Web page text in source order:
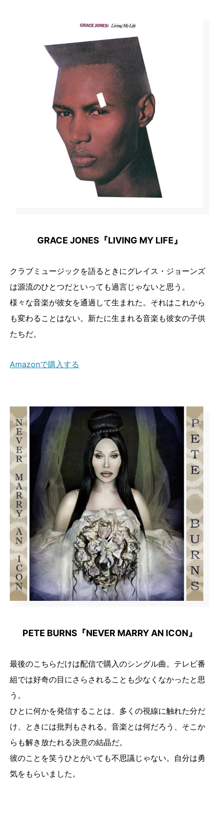
GRACE JONES『LIVING MY LIFE』
クラブミュージックを語るときにグレイス・ジョーンズ
は源流のひとつだといっても過言じゃないと思う。
様々な音楽が彼女を通過して生まれた。それはこれから
も変わることはない。新たに生まれる音楽も彼女の子供
たちだ。
Amazonで購入する
PETE BURNS『NEVER MARRY AN ICON』
最後のこちらだけは配信で購入のシングル曲。テレビ番
組では好奇の目にさらされることも少なくなかったと思
う。
ひとに何かを発信することは、多くの視線に触れた分だ
け、ときには批判もされる。音楽とは何だろう、そこか
らも解き放たれる決意の結晶だ。
彼のことを笑うひとがいても不思議じゃない。自分は勇
気をもらいました。